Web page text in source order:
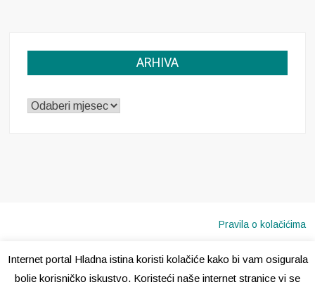
ARHIVA
ARHIVA
Pravila o kolačićima
Internet portal Hladna istina koristi kolačiće kako bi vam osigurala
bolje korisničko iskustvo. Koristeći naše internet stranice vi se
Copyright © 2020 · Sva prava pridržana · Hladna Istina